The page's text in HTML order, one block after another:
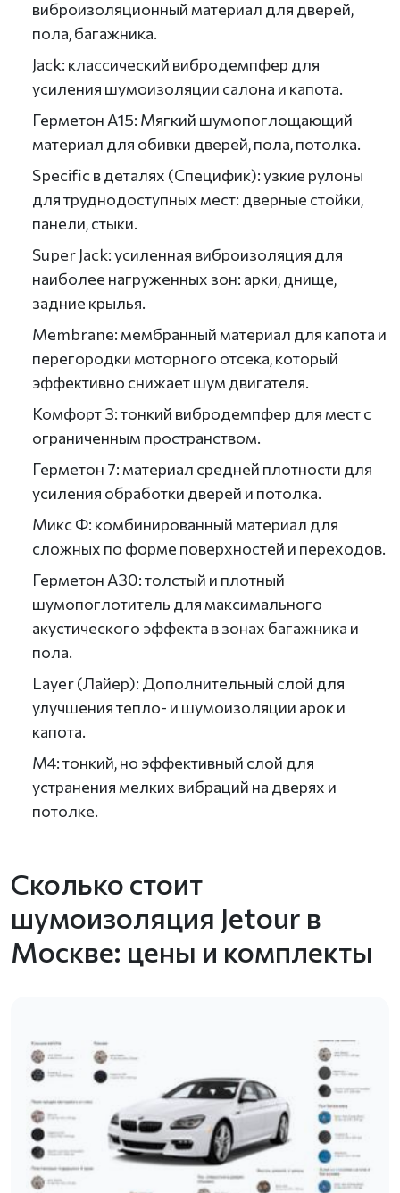
виброизоляционный материал для дверей,
пола, багажника.
Jack: классический вибродемпфер для
усиления шумоизоляции салона и капота.
Герметон А15: Мягкий шумопоглощающий
материал для обивки дверей, пола, потолка.
Specific в деталях (Специфик): узкие рулоны
для труднодоступных мест: дверные стойки,
панели, стыки.
Super Jack: усиленная виброизоляция для
наиболее нагруженных зон: арки, днище,
задние крылья.
Membrane: мембранный материал для капота и
перегородки моторного отсека, который
эффективно снижает шум двигателя.
Комфорт 3: тонкий вибродемпфер для мест с
ограниченным пространством.
Герметон 7: материал средней плотности для
усиления обработки дверей и потолка.
Микс Ф: комбинированный материал для
сложных по форме поверхностей и переходов.
Герметон А30: толстый и плотный
шумопоглотитель для максимального
акустического эффекта в зонах багажника и
пола.
Layer (Лайер): Дополнительный слой для
улучшения тепло- и шумоизоляции арок и
капота.
М4: тонкий, но эффективный слой для
устранения мелких вибраций на дверях и
потолке.
Сколько стоит
шумоизоляция Jetour в
Москве: цены и комплекты